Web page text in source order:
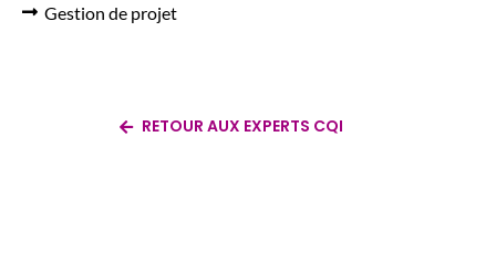
Gestion de projet
RETOUR AUX EXPERTS CQI